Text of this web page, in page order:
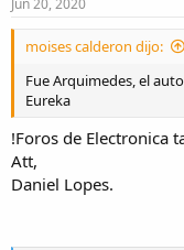
Jun 20, 2020
moises calderon dijo:
Fue Arquimedes, el
Eureka
!Foros de Electronica
Att,
Daniel Lopes.